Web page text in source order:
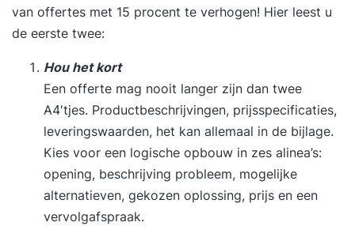
van offertes met 15 procent te verhogen! Hier leest u
de eerste twee:
Hou het kort
Een offerte mag nooit langer zijn dan twee
A4′tjes. Productbeschrijvingen, prijsspecificaties,
leveringswaarden, het kan allemaal in de bijlage.
Kies voor een logische opbouw in zes alinea’s:
opening, beschrijving probleem, mogelijke
alternatieven, gekozen oplossing, prijs en een
vervolgafspraak.